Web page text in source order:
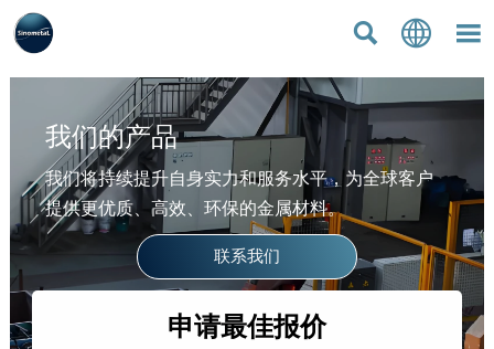
  
我们的产品
我们将持续提升自身实力和服务水平，为全球客户
提供更优质、高效、环保的金属材料。
联系我们
申请最佳报价